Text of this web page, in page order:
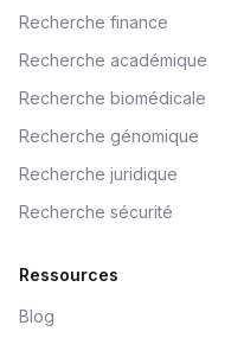
Recherche finance
Recherche académique
Recherche biomédicale
Recherche génomique
Recherche juridique
Recherche sécurité
Ressources
Blog